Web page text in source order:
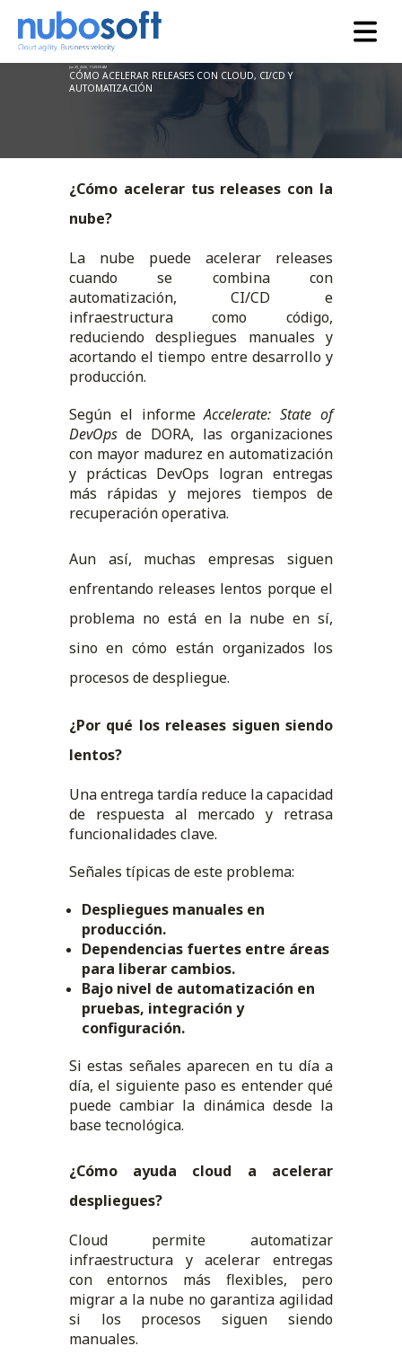
Jun 25, 2026, 11:29:59 AM
CÓMO ACELERAR RELEASES CON CLOUD, CI/CD Y
AUTOMATIZACIÓN
¿Cómo acelerar tus releases con la
nube?
La nube puede acelerar releases
cuando se combina con
automatización, CI/CD e
infraestructura como código,
reduciendo despliegues manuales y
acortando el tiempo entre desarrollo y
producción.
Según el informeAccelerate: State of
DevOpsde DORA, las organizaciones
con mayor madurez en automatización
y prácticas DevOps logran entregas
más rápidas y mejores tiempos de
recuperación operativa.
Aun así, muchas empresas siguen
enfrentando releases lentos porque el
problema no está en la nube en sí,
sino en cómo están organizados los
procesos de despliegue.
¿Por qué los releases siguen siendo
lentos?
Una entrega tardía reduce la capacidad
de respuesta al mercado y retrasa
funcionalidades clave.
Señales típicas de este problema:
Despliegues manuales en
producción.
Dependencias fuertes entre áreas
para liberar cambios.
Bajo nivel de automatización en
pruebas, integración y
configuración.
Si estas señales aparecen en tu día a
día, el siguiente paso es entender qué
puede cambiar la dinámica desde la
base tecnológica.
¿Cómo ayuda cloud a acelerar
despliegues?
Cloud permite automatizar
infraestructura y acelerar entregas
con entornos más flexibles, pero
migrar a la nube no garantiza agilidad
si los procesos siguen siendo
manuales.